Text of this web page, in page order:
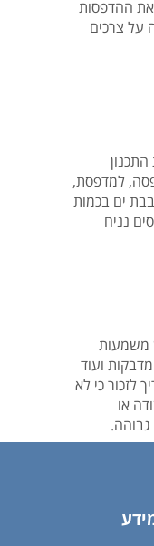
ההדפסות
על צרכים
למדפסת,
ים בכמות
נניח
משמעות
ועוד
לזכור כי לא
או